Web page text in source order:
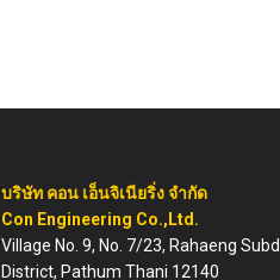
บริษัท คอน เอ็นจิเนียริ่ง จำกัด
Con Engineering Co.,Ltd.
Village No. 9, No. 7/23, Rahaeng
District, Pathum Thani 12140